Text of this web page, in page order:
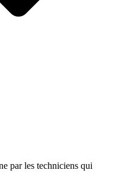
par les techniciens qui